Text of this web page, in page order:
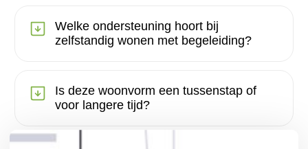
Welke ondersteuning hoort bij
zelfstandig wonen met begeleiding?
Is deze woonvorm een tussenstap of
voor langere tijd?